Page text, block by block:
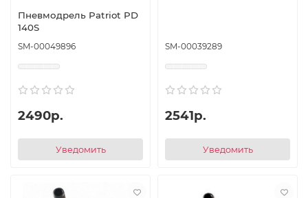
Пневмодрель Patriot PD
140S
SM-00049896
2490р.
Уведомить
SM-00039289
2541р.
Уведомить